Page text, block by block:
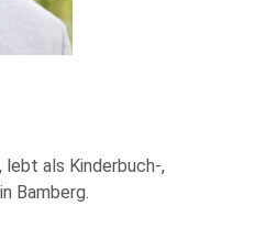
als Kinderbuch-,
Bamberg.